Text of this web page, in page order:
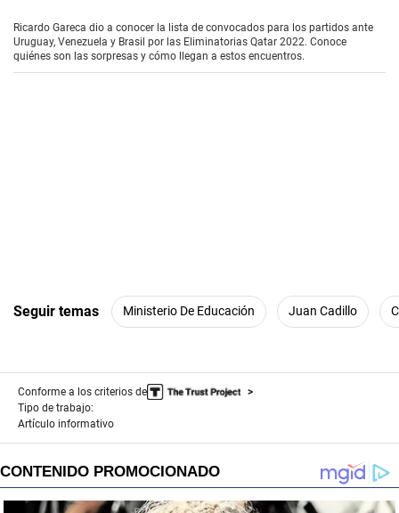
e
c
o
n
c
Ricardo Gareca dio a conocer la lista de convocados para los partidos ante
Uruguay, Venezuela y Brasil por las Eliminatorias Qatar 2022. Conoce
quiénes son las sorpresas y cómo llegan a estos encuentros.
Seguir temas Ministerio De Educación Juan Cadillo
Conforme a los criterios de
Tipo de trabajo:
Artículo informativo